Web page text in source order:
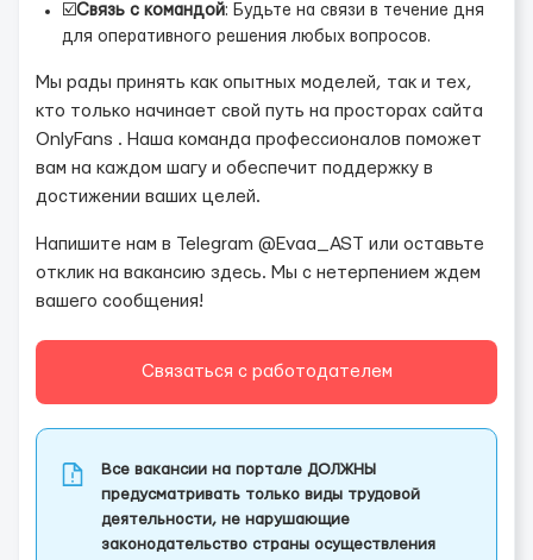
☑️Связь с командой: Будьте на связи в течение дня
для оперативного решения любых вопросов.
Мы рады принять как опытных моделей, так и тех,
кто только начинает свой путь на просторах сайта
OnlyFans . Наша команда профессионалов поможет
вам на каждом шагу и обеспечит поддержку в
достижении ваших целей.
Напишите нам в Telegram @Evaa_AST или оставьте
отклик на вакансию здесь. Мы с нетерпением ждем
вашего сообщения!
Связаться с работодателем
Все вакансии на портале ДОЛЖНЫ
предусматривать только виды трудовой
деятельности, не нарушающие
законодательство страны осуществления